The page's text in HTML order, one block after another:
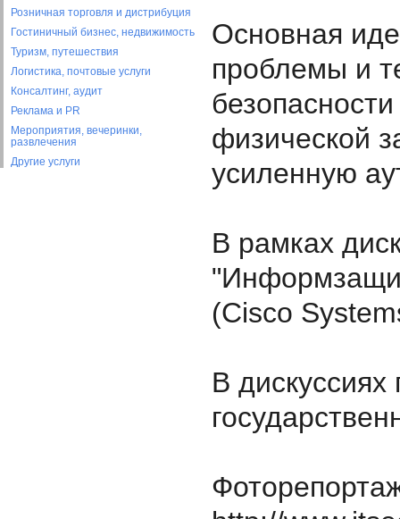
Розничная торговля и дистрибуция
Гостиничный бизнес, недвижимость
Туризм, путешествия
Логистика, почтовые услуги
Консалтинг, аудит
Реклама и PR
Мероприятия, вечеринки,
развлечения
Другие услуги
Основная
проблемы и
физической
усиленную
В рамках
(Cisco
В